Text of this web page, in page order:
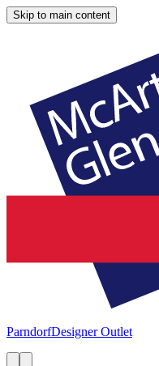
Skip to main content
ParndorfDesigner Outlet